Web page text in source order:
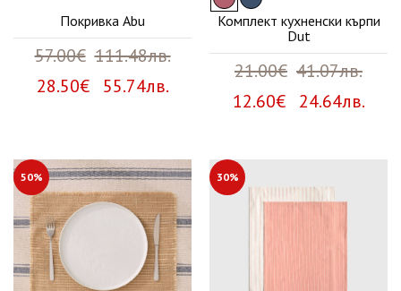
Покривка Abu
57.00€ 111.48лв.
28.50€ 55.74лв.
Комплект кухненски кърпи
Dut
21.00€ 41.07лв.
12.60€ 24.64лв.
50% 30%